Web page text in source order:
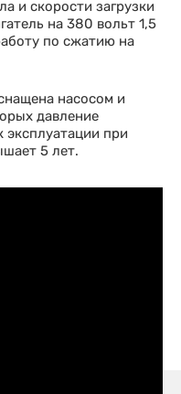
и скорости загрузки
на 380 вольт 1,5
по сжатию на
насосом и
давление
эксплуатации при
5 лет.